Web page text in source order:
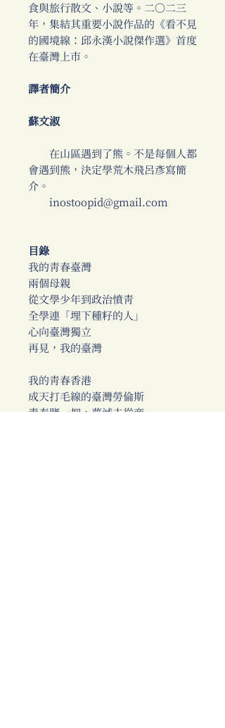
食與旅行散文、小說等。二〇二三
年，集結其重要小說作品的《看不見
的國境線：邱永漢小說傑作選》首度
在臺灣上市。
譯者簡介
蘇文淑
在山區遇到了熊。不是每個人都
會遇到熊，決定學荒木飛呂彥寫簡
介。
inostoopid@gmail.com
目錄
我的青春臺灣
兩個母親
從文學少年到政治憤青
全學連「埋下種籽的人」
心向臺灣獨立
再見，我的臺灣
我的青春香港
成天打毛線的臺灣勞倫斯
青春賭一把，夢滅去從商